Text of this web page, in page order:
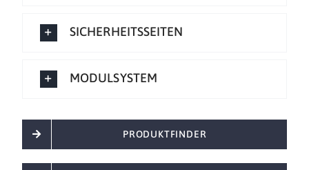
SICHERHEITSSEITEN
MODULSYSTEM
PRODUKTFINDER